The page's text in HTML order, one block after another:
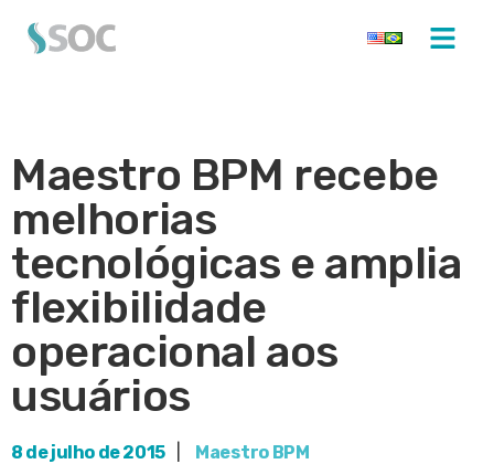
Maestro BPM recebe
melhorias
tecnológicas e amplia
flexibilidade
operacional aos
usuários
8 de julho de 2015 Maestro BPM